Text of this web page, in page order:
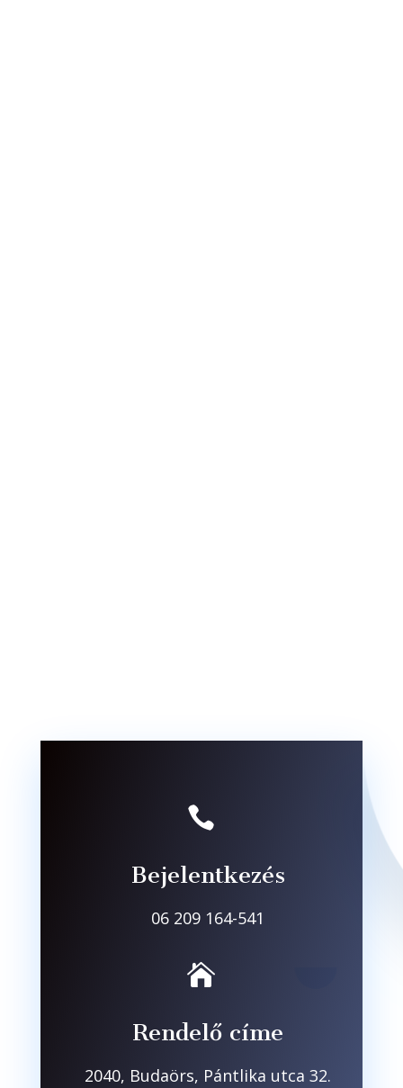

Bejelentkezés
06 209 164-541

Rendelő címe
2040, Budaörs, Pántlika utca 32.